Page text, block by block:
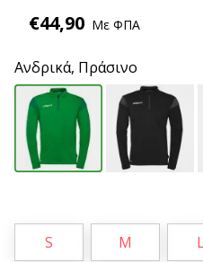
τις
αναβαθμίσεις
και
μάθε
αν
αξίζει…
•
6 λεπτά ανάγνωσης
€44,90 Με ΦΠΑ
Ανδρικά, Πράσινο
S M